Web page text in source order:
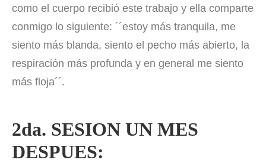
como el cuerpo recibió este trabajo y ella comparte
conmigo lo siguiente: ´´estoy más tranquila, me
siento más blanda, siento el pecho más abierto, la
respiración más profunda y en general me siento
más floja´´.
2da. SESION UN MES
DESPUES: